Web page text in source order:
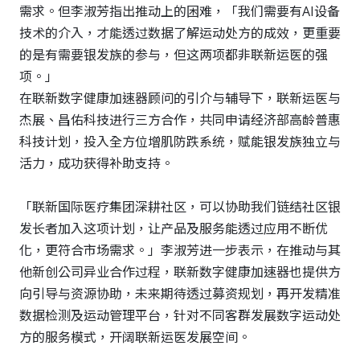
需求。但李淑芳指出推动上的困难，「我们需要有AI设备
技术的介入，才能透过数据了解运动处方的成效，更重要
的是有需要银发族的参与，但这两项都非联新运医的强
项。」
在联新数字健康加速器顾问的引介与辅导下，联新运医与
杰展、昌佑科技进行三方合作，共同申请经济部高龄普惠
科技计划，投入全方位增肌防跌系统，赋能银发族独立与
活力，成功获得补助支持。
「联新国际医疗集团深耕社区，可以协助我们链结社区银
发长者加入这项计划，让产品及服务能透过应用不断优
化，更符合市场需求。」李淑芳进一步表示，在推动与其
他新创公司异业合作过程，联新数字健康加速器也提供方
向引导与资源协助，未来期待透过募资规划，再开发精准
数据检测及运动管理平台，针对不同客群发展数字运动处
方的服务模式，开阔联新运医发展空间。